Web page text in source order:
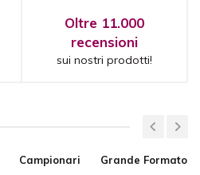
Oltre 11.000
recensioni
sui nostri prodotti!
Campionari Grande Formato